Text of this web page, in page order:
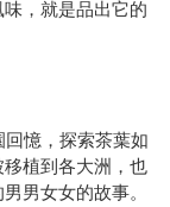
，就是品出它的
憶，探索茶葉如
植到各大洲，也
男女女的故事。